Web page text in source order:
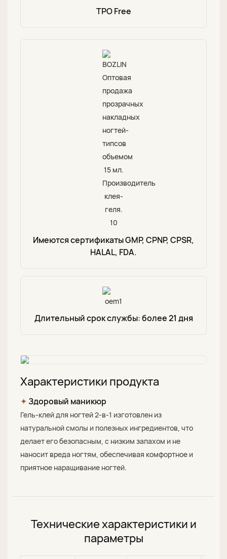
TPO Free
Имеются сертификаты GMP, CPNP, CPSR,
HALAL, FDA.
Длительный срок службы: более 21 дня
Характеристики продукта
✦Здоровый маникюр
Гель-клей для ногтей 2-в-1 изготовлен из
натуральной смолы и полезных ингредиентов, что
делает его безопасным, с низким запахом и не
наносит вреда ногтям, обеспечивая комфортное и
приятное наращивание ногтей.
Технические характеристики и
параметры